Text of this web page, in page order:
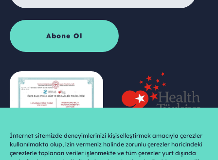
İnternet sitemizde deneyimlerinizi kişiselleştirmek amacıyla çerezler
kullanılmakta olup, izin vermeniz halinde zorunlu çerezler haricindeki
çerezlerle toplanan veriler işlenmekte ve tüm çerezler yurt dışında